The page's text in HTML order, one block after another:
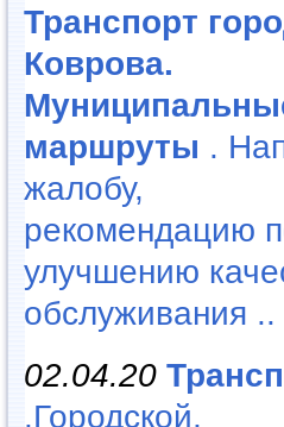
Транспорт
Коврова.
маршруты .
жалобу,
рекомендацию
улучшению
обслуживания ..
02.04.20
.Городской,